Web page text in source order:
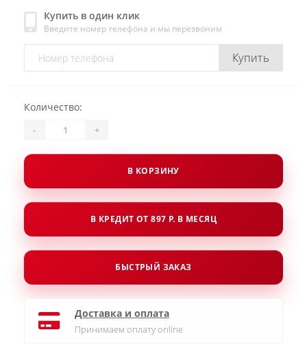
Купить в один клик
Введите номер телефона и мы перезвоним
Купить
Количество:
- +
В КОРЗИНУ
В КРЕДИТ ОТ 897 Р. В МЕСЯЦ
БЫСТРЫЙ ЗАКАЗ
Доставка и оплата
Принимаем оплату online